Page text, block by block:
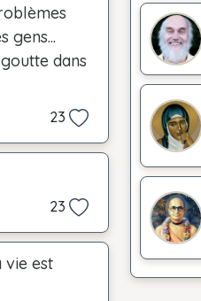
gens...
dans
23
23
vie est